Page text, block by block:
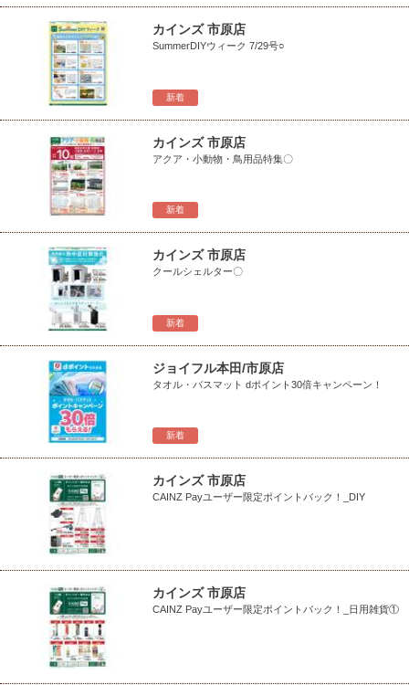
新着
カインズ 市原店
SummerDIYウィーク 7/29号○
新着
カインズ 市原店
アクア・小動物・鳥用品特集〇
新着
カインズ 市原店
クールシェルター〇
新着
ジョイフル本田/市原店
タオル・バスマット dポイント30倍キャンペーン！
カインズ 市原店
CAINZ Payユーザー限定ポイントバック！_DIY
カインズ 市原店
CAINZ Payユーザー限定ポイントバック！_日用雑貨①